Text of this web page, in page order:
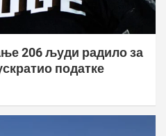
206 људи радило за
податке